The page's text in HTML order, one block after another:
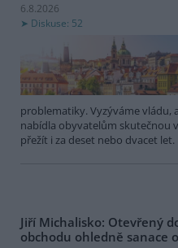
6.8.2026
Diskuse: 52
problematiky. Vyzýváme vládu,
nabídla obyvatelům skutečnou
přežít i za deset nebo dvacet let.
Jiří Michalisko: Otevřený
obchodu ohledně sanace